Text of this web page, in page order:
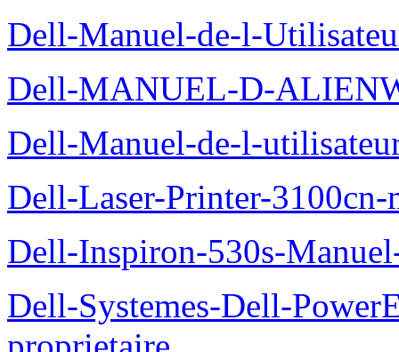
Dell-Manuel-de-l-
Dell-MANUEL-D-
Dell-Manuel-de-l-
Dell-Laser-Printer-
Dell-Inspiron-530s-
Dell-Systemes-Dell-